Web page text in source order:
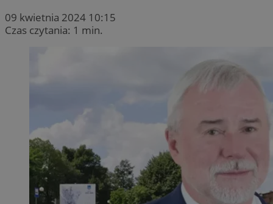
09 kwietnia 2024 10:15
Czas czytania: 1 min.